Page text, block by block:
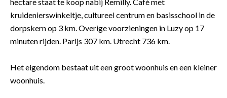
kruidenierswinkeltje, cultureel centrum en basisschool in de
dorpskern op 3 km. Overige voorzieningen in Luzy op 17
minuten rijden. Parijs 307 km. Utrecht 736 km.
Het eigendom bestaat uit een groot woonhuis en een kleiner
woonhuis.